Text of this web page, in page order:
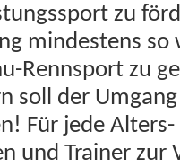
zu
min­destens
Rennsport zu
soll der
Für jede
und Train­er zur